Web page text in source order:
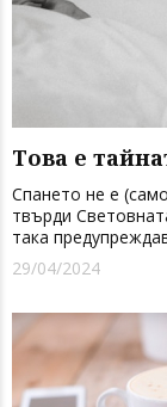
Това е
Спането не е
твърди
така
приемаме цялата
ни, може да се
29/04/2024